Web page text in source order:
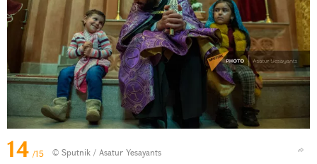
14 /15 © Sputnik / Asatur Yesayants